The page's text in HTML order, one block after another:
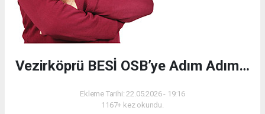
Vezirköprü BESİ OSB’ye Adım Adım…
Ekleme Tarihi: 22.05.2026 - 19:16
1167+ kez okundu.